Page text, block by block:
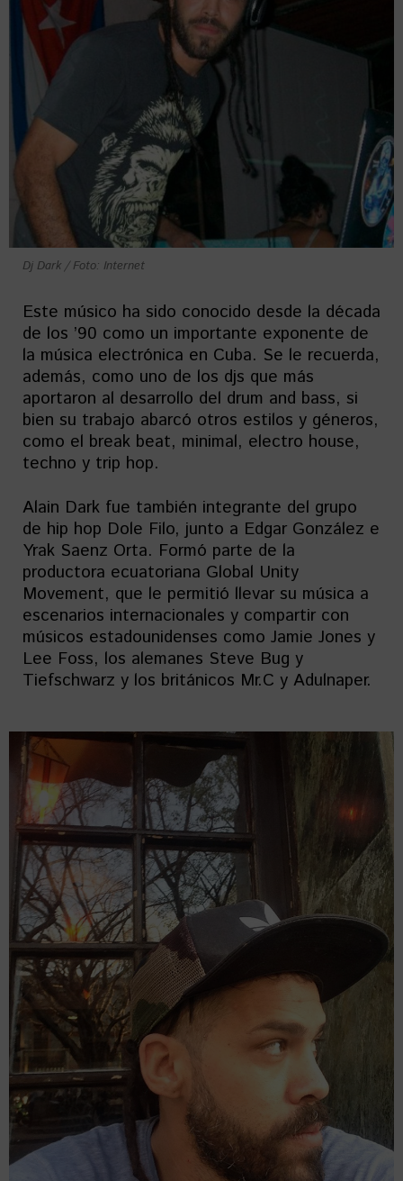
Dj Dark / Foto: Internet
Este músico ha sido conocido desde la década
de los ’90 como un importante exponente de
la música electrónica en Cuba. Se le recuerda,
además, como uno de los djs que más
aportaron al desarrollo del drum and bass, si
bien su trabajo abarcó otros estilos y géneros,
como el break beat, minimal, electro house,
techno y trip hop.
Alain Dark fue también integrante del grupo
de hip hop Dole Filo, junto a Edgar González e
Yrak Saenz Orta. Formó parte de la
productora ecuatoriana Global Unity
Movement, que le permitió llevar su música a
escenarios internacionales y compartir con
músicos estadounidenses como Jamie Jones y
Lee Foss, los alemanes Steve Bug y
Tiefschwarz y los británicos Mr.C y Adulnaper.